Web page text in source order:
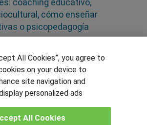
coaching educativo,
cómo enseñar
o psicopedagogía
REDES
INTERES
All Cookies”, you agree to
on your device to
site navigation and
personalized ads
All Cookies